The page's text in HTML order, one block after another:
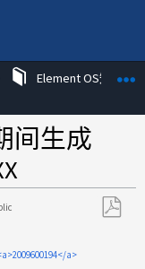
Element OS知识库
间生成
a>